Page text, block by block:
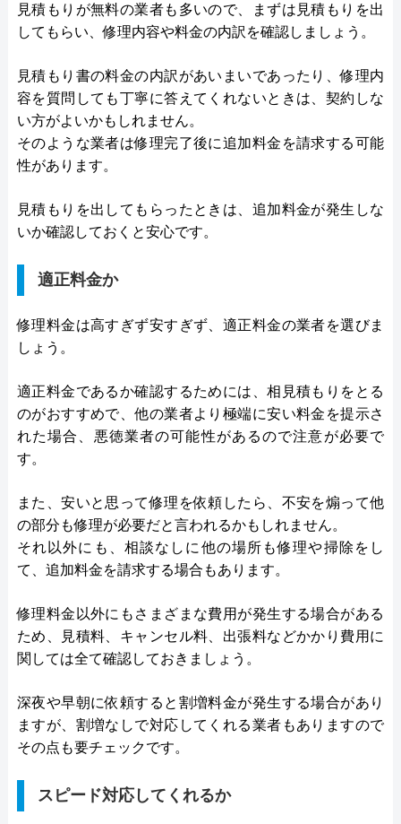
見積もりが無料の業者も多いので、まずは見積もりを出
してもらい、修理内容や料金の内訳を確認しましょう。
見積もり書の料金の内訳があいまいであったり、修理内
容を質問しても丁寧に答えてくれないときは、契約しな
い方がよいかもしれません。
そのような業者は修理完了後に追加料金を請求する可能
性があります。
見積もりを出してもらったときは、追加料金が発生しな
いか確認しておくと安心です。
適正料金か
修理料金は高すぎず安すぎず、適正料金の業者を選びま
しょう。
適正料金であるか確認するためには、相見積もりをとる
のがおすすめで、他の業者より極端に安い料金を提示さ
れた場合、悪徳業者の可能性があるので注意が必要で
す。
また、安いと思って修理を依頼したら、不安を煽って他
の部分も修理が必要だと言われるかもしれません。
それ以外にも、相談なしに他の場所も修理や掃除をし
て、追加料金を請求する場合もあります。
修理料金以外にもさまざまな費用が発生する場合がある
ため、見積料、キャンセル料、出張料などかかり費用に
関しては全て確認しておきましょう。
深夜や早朝に依頼すると割増料金が発生する場合があり
ますが、割増なしで対応してくれる業者もありますので
その点も要チェックです。
スピード対応してくれるか